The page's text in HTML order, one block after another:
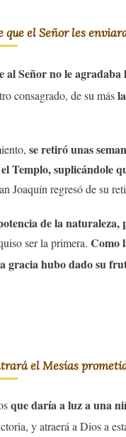
el Señor les
al Señor no le
consagrado, de su más
se retiró unas
Templo, suplicándole
Joaquín regresó de su
de la
ser la primera. Como
gracia hubo dado su
el Mesías
que daría a luz a una
y atraerá a Dios a